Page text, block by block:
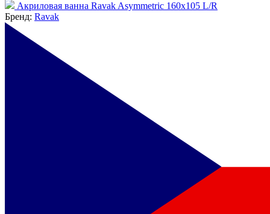
Акриловая ванна Ravak Asymmetric 160x105 L/R
Бренд: Ravak